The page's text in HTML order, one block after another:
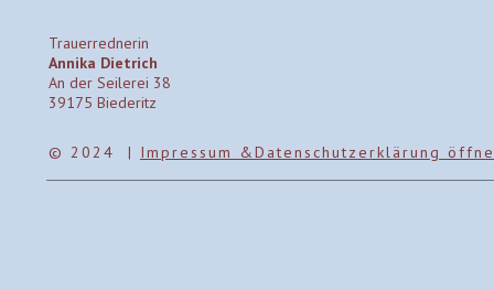
© 2024 | Impressum &Datenschutzerklärung
Trauerrednerin
Annika Dietrich
An der Seilerei 38
39175 Biederitz